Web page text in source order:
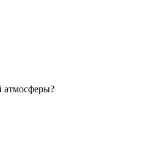
атмосферы?